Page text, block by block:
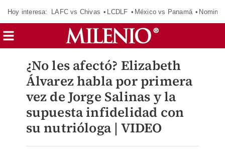
Hoy interesa: LAFC vs Chivas LCDLF México vs Panamá
¿No les afectó? Elizabeth
Álvarez habla por primera
vez de Jorge Salinas y la
supuesta infidelidad con
su nutrióloga | VIDEO